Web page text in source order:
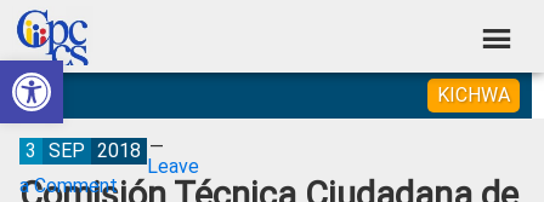
Abrir barra de herramientas
Skip
to
primary
navigation
Skip
to
main
content
Skip
to
primary
sidebar
Skip
to
footer
Consejo
de
Participación
Construyendo
Poder
Ciudadano
KICHWA
3 SEP 2018
Leave
a Comment